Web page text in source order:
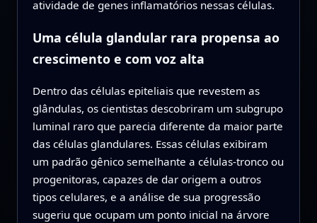
atividade de genes inflamatórios nessas células.
Uma célula glandular rara propensa ao
crescimento e com voz alta
Dentro das células epiteliais que revestem as
glândulas, os cientistas descobriram um subgrupo
luminal raro que parecia diferente da maior parte
das células glandulares. Essas células exibiram
um padrão gênico semelhante a células-tronco ou
progenitoras, capazes de dar origem a outros
tipos celulares, e a análise de sua progressão
sugeriu que ocupam um ponto inicial na árvore